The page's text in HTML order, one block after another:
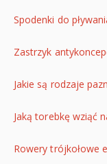
Spodenki do
Zastrzyk
Jakie są rodzaje
Jaką torebkę wziąć
Rowery trójkołowe